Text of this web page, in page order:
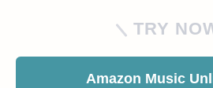
TRY
Amazon Music